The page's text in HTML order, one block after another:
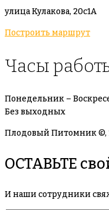
улица Кулакова, 20с1А
Построить маршрут
Часы
Понедельник –
Без выходных
Плодовый Питомник ©,
ОСТАВЬТЕ
И наши сотрудники